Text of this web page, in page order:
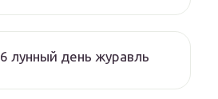
6 лунный день журавль